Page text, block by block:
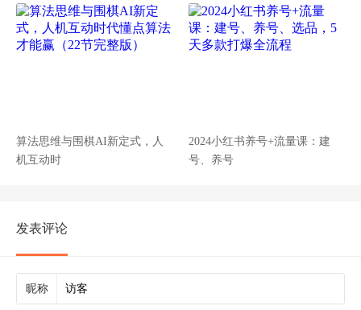
算法思维与围棋AI新定式，人
机互动时
2024小红书养号+流量课：建
号、养号
发表评论
昵称